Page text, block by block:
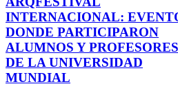
INTERNACIONAL:
DONDE PARTICIPARON
ALUMNOS Y PROFESORES
DE LA UNIVERSIDAD
MUNDIAL